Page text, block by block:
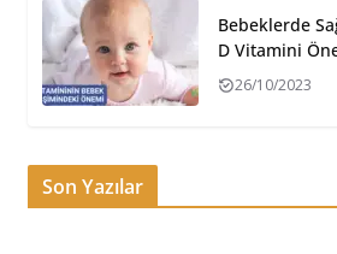
Bebeklerde
D Vitamini
26/10/2023
Son Yazılar